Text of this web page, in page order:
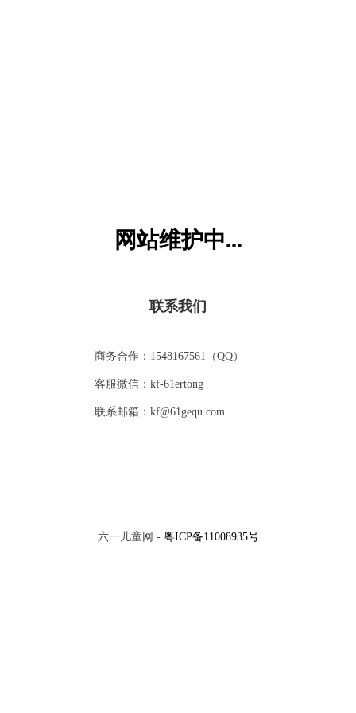
网站维护中...
联系我们
商务合作：1548167561（QQ）
客服微信：kf-61ertong
联系邮箱：kf@61gequ.com
六一儿童网 - 粤ICP备11008935号